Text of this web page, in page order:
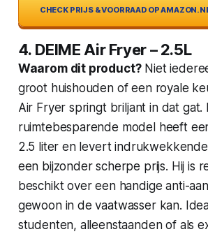
CHECK PRIJS & VOORRAAD OP
4. DEIME Air Fryer – 2.5L
Waarom dit product?Niet
groot huishouden of een royale
Air Fryer springt briljant in dat gat.
ruimtebesparende model heeft
2.5 liter en levert
een bijzonder scherpe prijs. Hij is
beschikt over een handige anti-
gewoon in de vaatwasser kan.
studenten, alleenstaanden of als